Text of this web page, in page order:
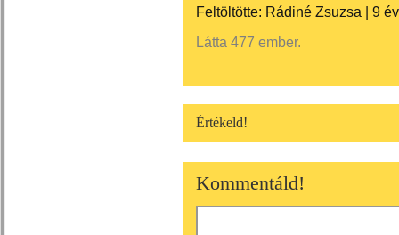
Feltöltötte: Rádiné Zsuzsa | 9
Látta 477 ember.
Értékeld!
Kommentáld!